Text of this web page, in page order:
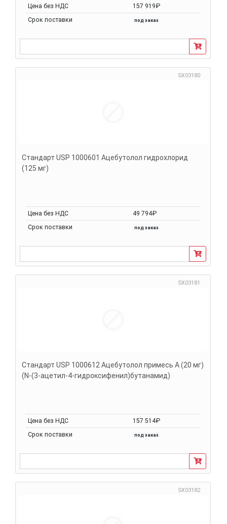
Цена без НДС
157 919₽
Срок поставки
под заказ
SX03180
Стандарт USP 1000601 Ацебутолол гидрохлорид
(125 мг)
Цена без НДС
49 794₽
Срок поставки
под заказ
SX03181
Стандарт USP 1000612 Ацебутолол примесь A (20 мг)
(N-(3-ацетил-4-гидроксифенил)бутанамид)
Цена без НДС
157 514₽
Срок поставки
под заказ
SX03182